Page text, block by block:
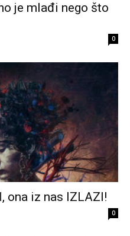
je mlađi nego što
0
ona iz nas IZLAZI!
0